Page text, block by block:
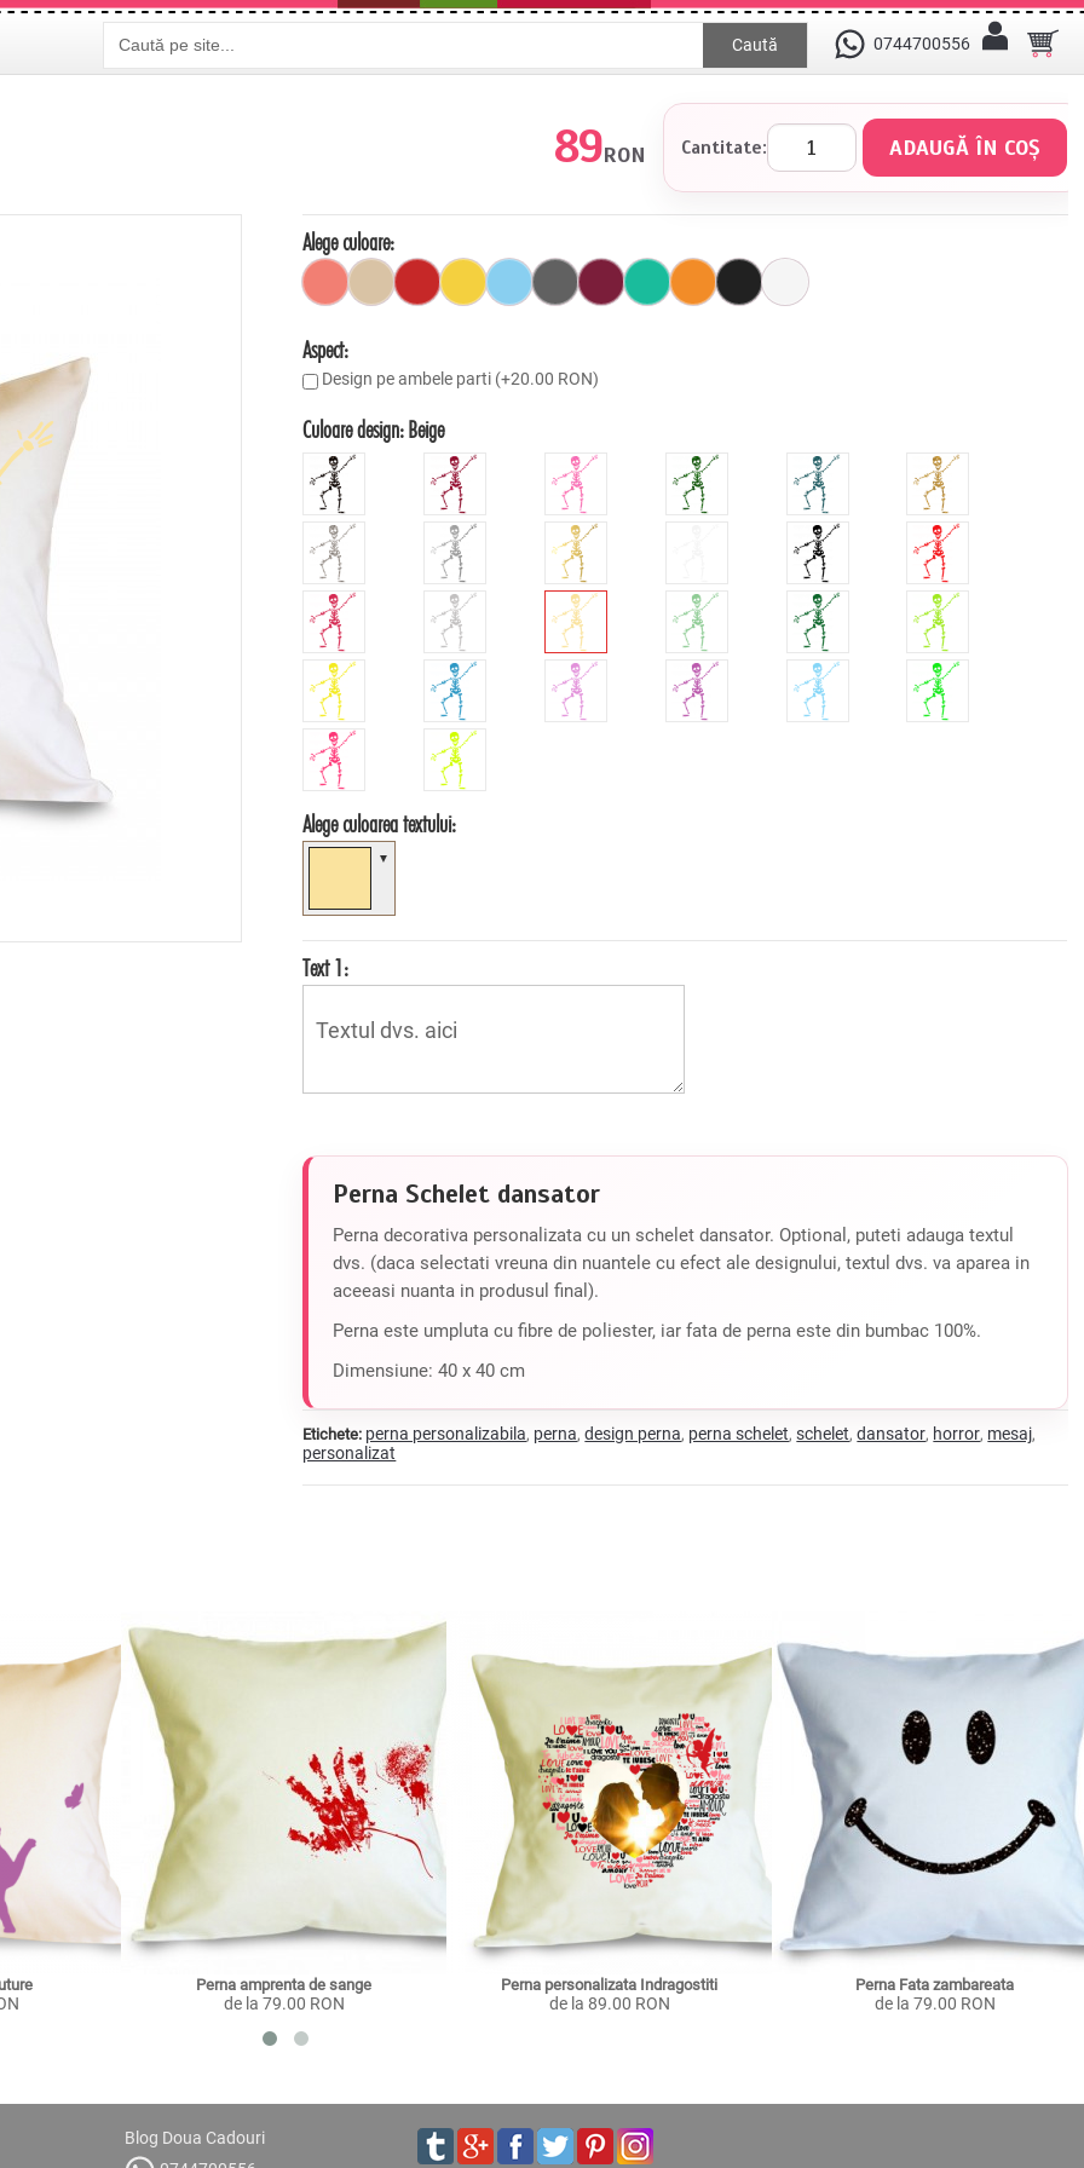
Caută 0744700556
89RON Cantitate:
Alege culoare:
Aspect:
Design pe ambele parti (+20.00 RON)
Culoare design:Beige
Alege culoarea textului:
▼
Text 1:
Perna Schelet dansator
Perna decorativa personalizata cu un schelet dansator. Optional, puteti adauga textul
dvs. (daca selectati vreuna din nuantele cu efect ale designului, textul dvs. va aparea in
aceeasi nuanta in produsul final).
Perna este umpluta cu fibre de poliester, iar fata de perna este din bumbac 100%.
Dimensiune: 40 x 40 cm
Etichete: perna personalizabila, perna,design perna, perna schelet,schelet,dansator, horror, mesaj,
personalizat
Perna amprenta de sange
de la 79.00 RON
Perna personalizata Indragostiti
de la 89.00 RON
Perna Fata zambareata
de la 79.00 RON
Blog Doua Cadouri